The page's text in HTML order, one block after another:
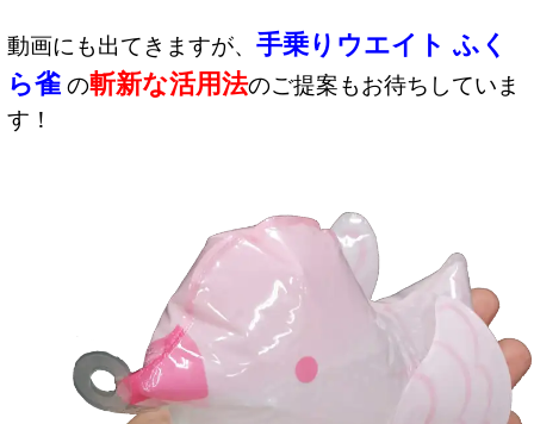
動画にも出てきますが、 手乗りウエイト ふく
ら雀の斬新な活用法のご提案もお待ちしていま
す！